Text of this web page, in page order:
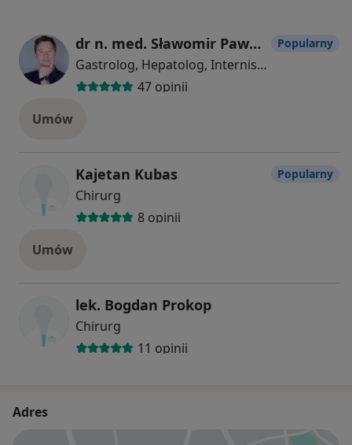
dr n. med. Sławomir Paweł Krzemiński
Gastrolog, Hepatolog, Internista
47 opinii
Popularny
Umów
Kajetan Kubas
Chirurg
8 opinii
Popularny
Umów
lek. Bogdan Prokop
Chirurg
11 opinii
Adres